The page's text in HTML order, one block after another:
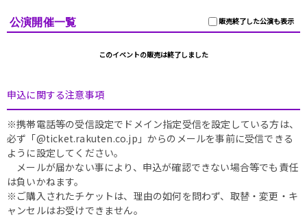
販売終了した公演も表示
公演開催一覧
このイベントの販売は終了しました
申込に関する注意事項
※携帯電話等の受信設定でドメイン指定受信を設定している方は、
必ず「@ticket.rakuten.co.jp」からのメールを事前に受信できる
ように設定してください。
メールが届かない事により、申込が確認できない場合等でも責任
は負いかねます。
※ご購入されたチケットは、理由の如何を問わず、取替・変更・キ
ャンセルはお受けできません。